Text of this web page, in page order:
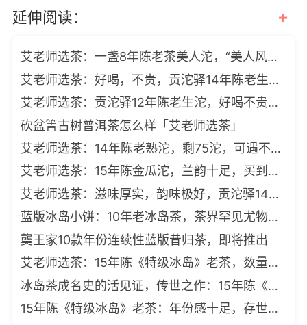
延伸阅读： +
艾老师选茶：一盏8年陈老茶美人沱，“美人风韵”竟在妙处
艾老师选茶：好喝，不贵，贡沱驿14年陈老生沱，即将售罄
艾老师选茶：贡沱驿12年陈老生沱，好喝不贵，滋味厚重浓酽
砍盆箐古树普洱茶怎么样「艾老师选茶」
艾老师选茶：14年陈老熟沱，剩75沱，可遇不可求，先到先得
艾老师选茶：15年陈金瓜沱，兰韵十足，买到就是福，限量88沱
艾老师选茶：滋味厚实，韵味极好，贡沱驿14年陈特级沱，即将售罄
蓝版冰岛小饼：10年老冰岛茶，茶界罕见尤物，可遇不可求
龑王家10款年份连续性蓝版昔归茶，即将推出
艾老师选茶：15年陈《特级冰岛》老茶，数量稀少，先到先得
冰岛茶成名史的活见证，传世之作：15年陈《特级冰岛》老茶
15年陈《特级冰岛》老茶：年份感十足，存世最老的一款冰岛茶